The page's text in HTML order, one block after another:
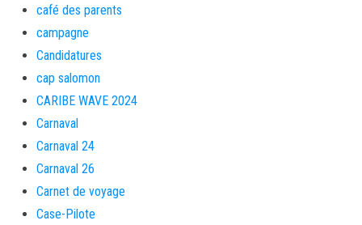
café des parents
campagne
Candidatures
cap salomon
CARIBE WAVE 2024
Carnaval
Carnaval 24
Carnaval 26
Carnet de voyage
Case-Pilote